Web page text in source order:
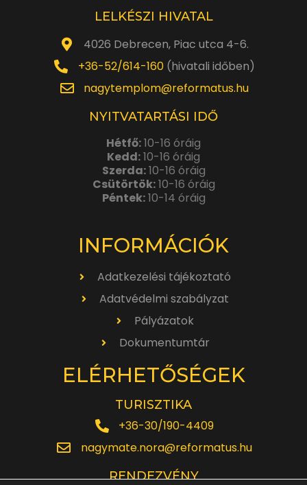
LELKÉSZI HIVATAL
4026 Debrecen, Piac utca 4-6.
+36-52/614-160(hivatali időben)
nagytemplom@reformatus.hu
NYITVATARTÁSI IDŐ
Hétfő:10-16 óráig
Kedd:10-16 óráig
Szerda:10-16 óráig
Csütörtök:10-16 óráig
Péntek:10-14 óráig
INFORMÁCIÓK
Adatkezelési tájékoztató
Adatvédelmi szabályzat
Pályázatok
Dokumentumtár
ELÉRHETŐSÉGEK
TURISZTIKA
+36-30/190-4409
nagymate.nora@reformatus.hu
RENDEZVÉNY